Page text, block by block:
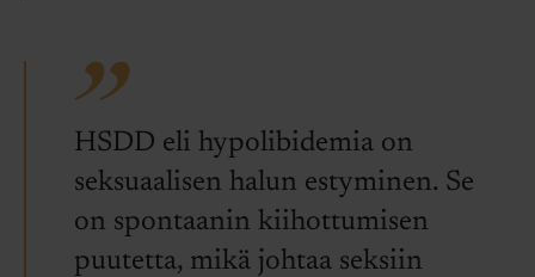
HSDD eli hypolibidemia on
seksuaalisen halun estyminen. Se
on spontaanin kiihottumisen
puutetta, mikä johtaa seksiin